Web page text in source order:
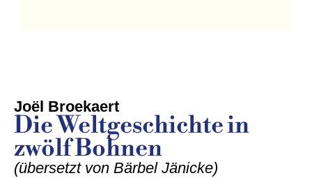
Joël Broekaert
Die Weltgeschichte in
zwölf Bohnen
(übersetzt von Bärbel Jänicke)